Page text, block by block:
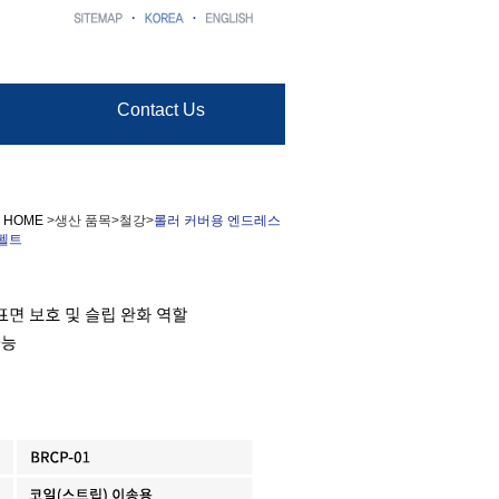
Contact Us
HOME >생산 품목>철강>롤러 커버용 엔드레스
트